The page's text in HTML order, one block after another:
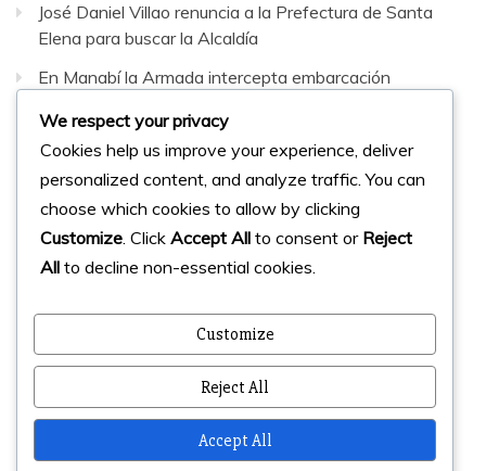
José Daniel Villao renuncia a la Prefectura de Santa
Elena para buscar la Alcaldía
En Manabí la Armada intercepta embarcación
fiscalización
Facebook
Instagram
Twitter
© 2023 Micharts. Todos los derechos reservados.
We respect your privacy
Cookies help us improve your experience, deliver
personalized content, and analyze traffic. You can
choose which cookies to allow by clicking
Customize . Click Accept All to consent or Reject
All to decline non-essential cookies.
Customize
Reject All
Accept All